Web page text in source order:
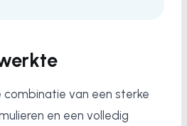
combinatie van een sterke
en een volledig